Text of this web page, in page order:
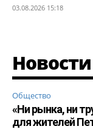
03.08.2026 15:18
Общество
«Ни рынка, ни
для жителей